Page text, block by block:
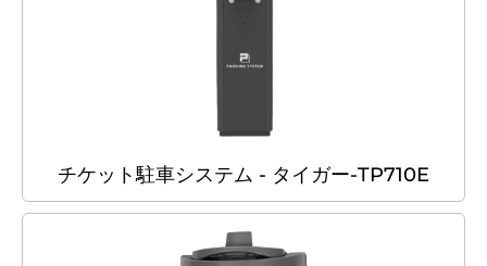
チケット駐車システム - タイガー-TP710E